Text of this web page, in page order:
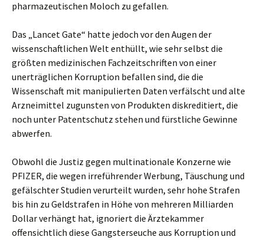
pharmazeutischen Moloch zu gefallen.
Das „Lancet Gate“ hatte jedoch vor den Augen der
wissenschaftlichen Welt enthüllt, wie sehr selbst die
größten medizinischen Fachzeitschriften von einer
unerträglichen Korruption befallen sind, die die
Wissenschaft mit manipulierten Daten verfälscht und alte
Arzneimittel zugunsten von Produkten diskreditiert, die
noch unter Patentschutz stehen und fürstliche Gewinne
abwerfen.
Obwohl die Justiz gegen multinationale Konzerne wie
PFIZER, die wegen irreführender Werbung, Täuschung und
gefälschter Studien verurteilt wurden, sehr hohe Strafen
bis hin zu Geldstrafen in Höhe von mehreren Milliarden
Dollar verhängt hat, ignoriert die Ärztekammer
offensichtlich diese Gangsterseuche aus Korruption und